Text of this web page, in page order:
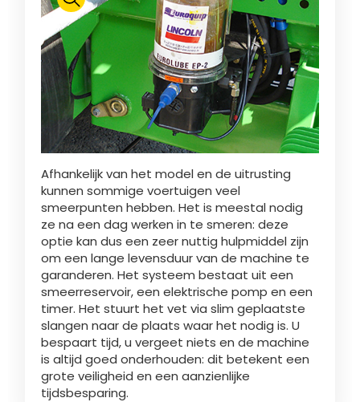
FAN SHOP
PARTS BOOK
JOBS
CONTACT
MyJOSKIN
Polski
Brochure downladen
Italiano
Dansk
Română
Suomi
Magyar
Afhankelijk van het model en de uitrusting
kunnen sommige voertuigen veel
smeerpunten hebben. Het is meestal nodig
ze na een dag werken in te smeren: deze
optie kan dus een zeer nuttig hulpmiddel zijn
om een lange levensduur van de machine te
garanderen. Het systeem bestaat uit een
smeerreservoir, een elektrische pomp en een
timer. Het stuurt het vet via slim geplaatste
slangen naar de plaats waar het nodig is. U
bespaart tijd, u vergeet niets en de machine
is altijd goed onderhouden: dit betekent een
grote veiligheid en een aanzienlijke
tijdsbesparing.